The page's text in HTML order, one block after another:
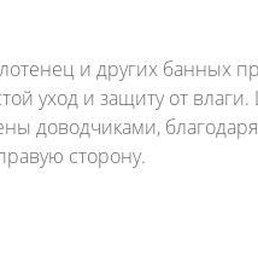
и других банных
уход и защиту от
доводчиками,
сторону.